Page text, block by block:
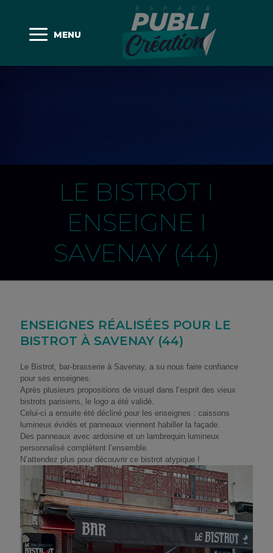
MENU
LE BISTROT I
ENSEIGNE I
SAVENAY (44)
ENSEIGNES RÉALISÉES POUR LE
BISTROT À SAVENAY (44)
Le Bistrot, bar-brasserie à Savenay, a su nous faire confiance
pour ses enseignes.
Après plusieurs propositions de visuel dans l’esprit des vieux
bistrots parisiens, le logo a été validé.
Celui-ci a ensuite été décliné pour les enseignes : caissons
lumineux évidés et panneaux viennent habiller la façade.
Des panneaux avec ardoisine et un lambrequin lumineux
personnalisé complètent l’ensemble.
N’attendez plus pour découvrir ce bistrot atypique !